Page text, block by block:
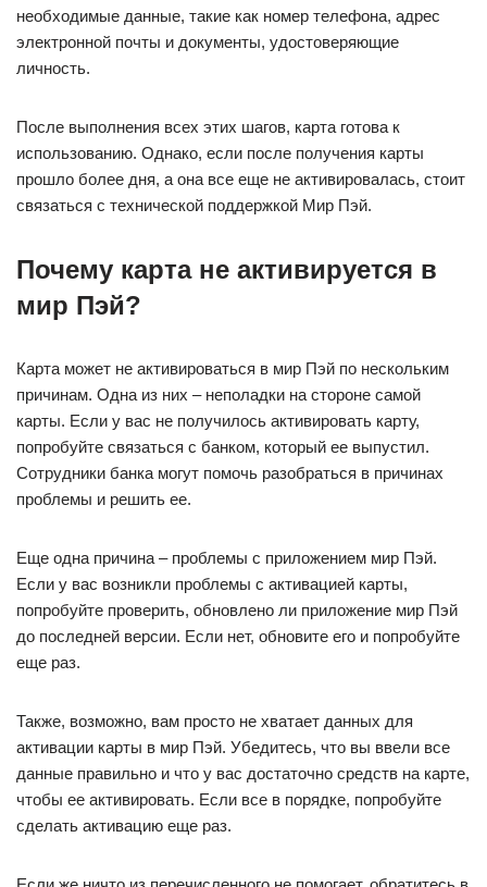
необходимые данные, такие как номер телефона, адрес
электронной почты и документы, удостоверяющие
личность.
После выполнения всех этих шагов, карта готова к
использованию. Однако, если после получения карты
прошло более дня, а она все еще не активировалась, стоит
связаться с технической поддержкой Мир Пэй.
Почему карта не активируется в
мир Пэй?
Карта может не активироваться в мир Пэй по нескольким
причинам. Одна из них – неполадки на стороне самой
карты. Если у вас не получилось активировать карту,
попробуйте связаться с банком, который ее выпустил.
Сотрудники банка могут помочь разобраться в причинах
проблемы и решить ее.
Еще одна причина – проблемы с приложением мир Пэй.
Если у вас возникли проблемы с активацией карты,
попробуйте проверить, обновлено ли приложение мир Пэй
до последней версии. Если нет, обновите его и попробуйте
еще раз.
Также, возможно, вам просто не хватает данных для
активации карты в мир Пэй. Убедитесь, что вы ввели все
данные правильно и что у вас достаточно средств на карте,
чтобы ее активировать. Если все в порядке, попробуйте
сделать активацию еще раз.